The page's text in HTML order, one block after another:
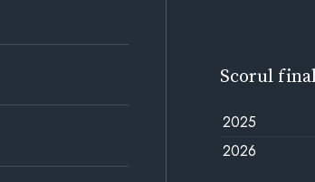
Scorul
2025
2026